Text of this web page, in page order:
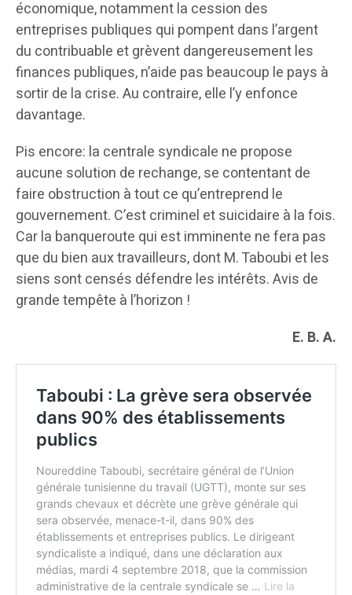
économique, notamment la cession des
entreprises publiques qui pompent dans l’argent
du contribuable et grèvent dangereusement les
finances publiques, n’aide pas beaucoup le pays à
sortir de la crise. Au contraire, elle l’y enfonce
davantage.
Pis encore: la centrale syndicale ne propose
aucune solution de rechange, se contentant de
faire obstruction à tout ce qu’entreprend le
gouvernement. C’est criminel et suicidaire à la fois.
Car la banqueroute qui est imminente ne fera pas
que du bien aux travailleurs, dont M. Taboubi et les
siens sont censés défendre les intérêts. Avis de
grande tempête à l’horizon !
E. B. A.